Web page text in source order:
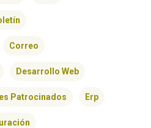
Correo
Desarrollo Web
Patrocinados Erp